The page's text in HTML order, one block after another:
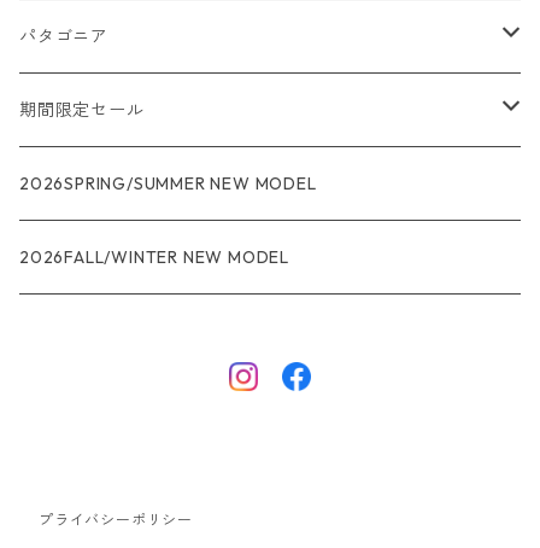
パタゴニア
メンズ
R1
R1エア
ウィメンズ
R1
ジャケット・アウター
期間限定セール
★★★
レインウェアー
2026SPRING/SUMMER NEW MODEL
2026FALL/WINTER NEW MODEL
プライバシーポリシー